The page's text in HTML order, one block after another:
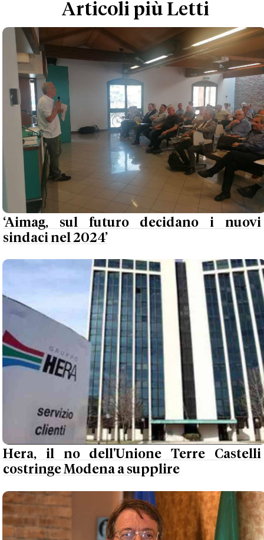
Articoli più Letti
‘Aimag, sul futuro decidano i nuovi
sindaci nel 2024’
Hera, il no dell'Unione Terre Castelli
costringe Modena a supplire